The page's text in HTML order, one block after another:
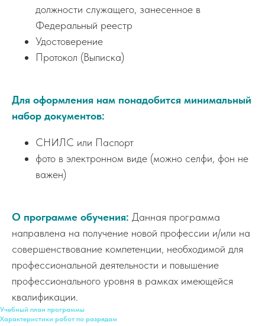
должности служащего, занесенное в
Федеральный реестр
Удостоверение
Протокол (Выписка)
Для оформления нам понадобится минимальный
набор документов:
СНИЛС или Паспорт
фото в электронном виде (можно селфи, фон не
важен)
О программе обучения: Данная программа
направлена на получение новой профессии и/или на
совершенствование компетенции, необходимой для
профессиональной деятельности и повышение
профессионального уровня в рамках имеющейся
квалификации.
Учебный план программы
Характеристики работ по разрядам